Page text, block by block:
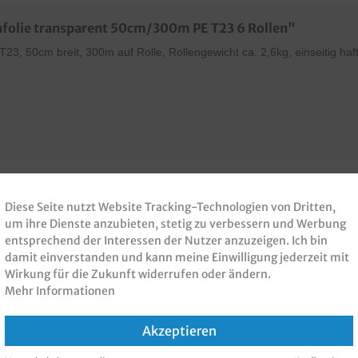
transparent 50cm/300m PE T23 6 Rollen"
T23, 50cm breit, 300m auf Rolle, Rollengewicht ca. 2,6kg, einseitig
GEKAUFT
Diese Seite nutzt Website Tracking-Technologien von Dritten,
um ihre Dienste anzubieten, stetig zu verbessern und Werbung
entsprechend der Interessen der Nutzer anzuzeigen. Ich bin
damit einverstanden und kann meine Einwilligung jederzeit mit
Wirkung für die Zukunft widerrufen oder ändern.
Mehr Informationen
Akzeptieren